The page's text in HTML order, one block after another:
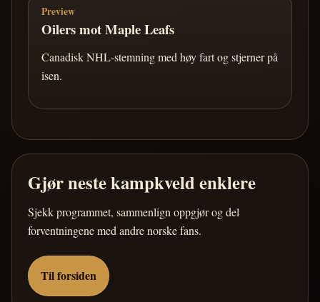
Preview
Oilers mot Maple Leafs
Canadisk NHL-stemning med høy fart og stjerner på
isen.
Gjør neste kampkveld enklere
Sjekk programmet, sammenlign oppgjør og del
forventningene med andre norske fans.
Til forsiden